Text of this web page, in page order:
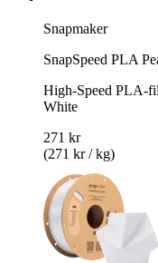
Snapmaker
SnapSpeed PLA
High-Speed PLA-
White
271 kr
(271 kr / kg)